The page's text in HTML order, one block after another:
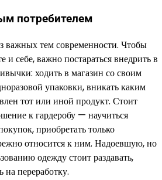
потребителем
важных тем современности. Чтобы
и себе, важно постараться внедрить в
ходить в магазин со своим
упаковки, вникать каким
тот или иной продукт. Стоит
к гардеробу — научиться
приобретать только
относится к ним. Надоевшую, но
одежду стоит раздавать,
на переработку.